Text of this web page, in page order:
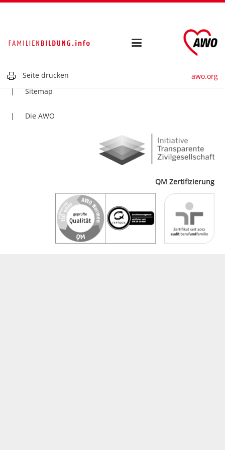
Seite drucken awo.org
Impressum
Sitemap
Die AWO
QM Zertifizierung